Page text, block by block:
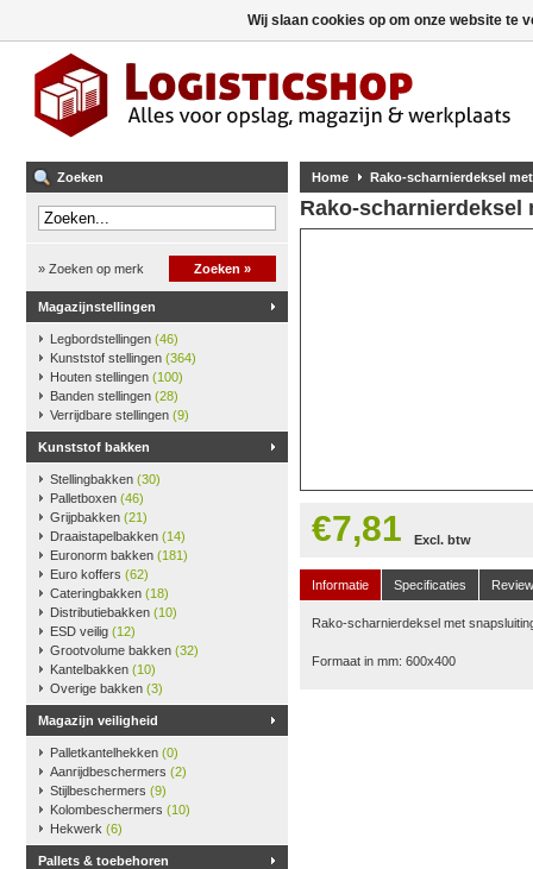
Zoeken
» Zoeken op merk Zoeken »
Magazijnstellingen
Legbordstellingen (46)
Kunststof stellingen (364)
Houten stellingen (100)
Banden stellingen (28)
Verrijdbare stellingen (9)
Kunststof bakken
Stellingbakken (30)
Palletboxen (46)
Grijpbakken (21)
Draaistapelbakken (14)
Euronorm bakken (181)
Euro koffers (62)
Cateringbakken (18)
Distributiebakken (10)
ESD veilig (12)
Grootvolume bakken (32)
Kantelbakken (10)
Overige bakken (3)
Magazijn veiligheid
Palletkantelhekken (0)
Aanrijdbeschermers (2)
Stijlbeschermers (9)
Kolombeschermers (10)
Hekwerk (6)
Pallets & toebehoren
Home Rako-scharnierdeksel
Rako-
€7,81 Excl. btw
Informatie Specificaties
Rako-scharnierdeksel met
Formaat in mm: 600x400
Wij slaan cookies op om onze website te